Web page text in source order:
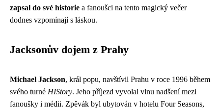
zapsal do své historie a fanoušci na tento magický večer
dodnes vzpomínají s láskou.
Jacksonův dojem z Prahy
Michael Jackson, král popu, navštívil Prahu v roce 1996 během
svého turné HIStory. Jeho příjezd vyvolal vlnu nadšení mezi
fanoušky i médii. Zpěvák byl ubytován v hotelu Four Seasons,